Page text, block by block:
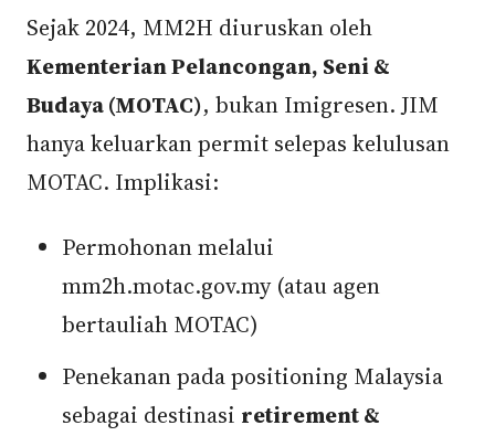
Sejak 2024, MM2H diuruskan oleh
Kementerian Pelancongan, Seni &
Budaya (MOTAC), bukan Imigresen. JIM
hanya keluarkan permit selepas kelulusan
MOTAC. Implikasi:
Permohonan melalui
mm2h.motac.gov.my (atau agen
bertauliah MOTAC)
Penekanan pada positioning Malaysia
sebagai destinasi retirement &